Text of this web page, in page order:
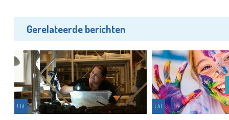
Gerelateerde berichten
Uit Uit